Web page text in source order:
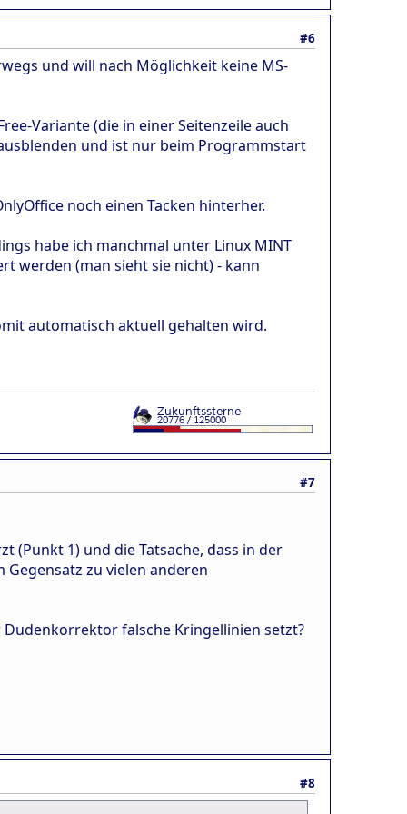
#6
und will nach Möglichkeit keine MS-
Variante (die in einer Seitenzeile auch
und ist nur beim Programmstart
noch einen Tacken hinterher.
habe ich manchmal unter Linux MINT
werden (man sieht sie nicht) - kann
automatisch aktuell gehalten wird.
#7
(Punkt 1) und die Tatsache, dass in der
zu vielen anderen
falsche Kringellinien setzt?
#8